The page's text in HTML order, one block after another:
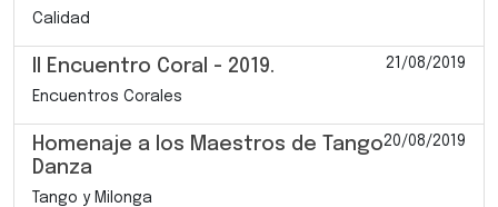
Calidad
II Encuentro Coral - 2019. 21/08/2019
Encuentros Corales
Homenaje a los Maestros de Tango
Danza
20/08/2019
Tango y Milonga